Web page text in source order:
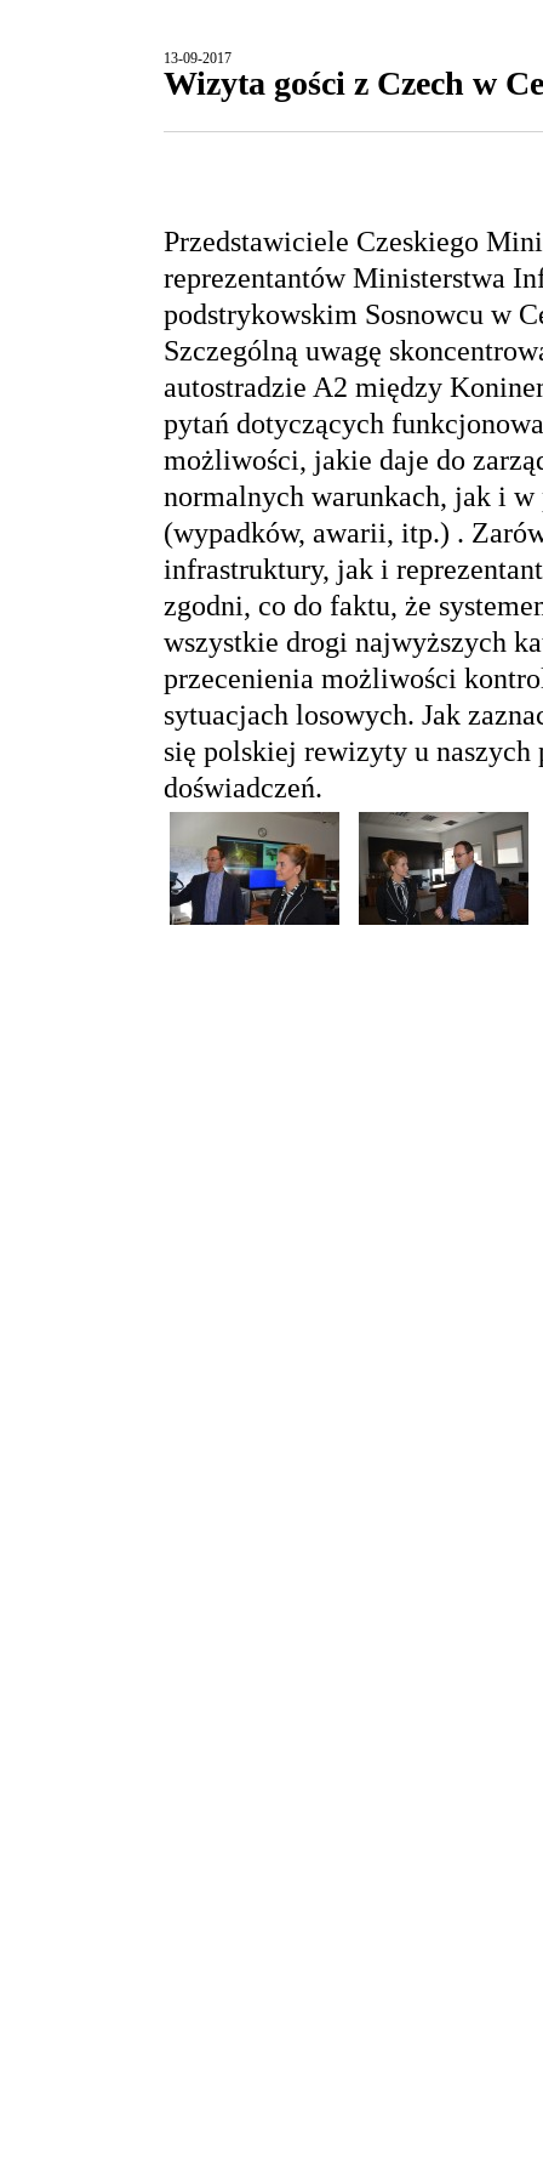
13-09-2017
Wizyta gości z Czech w
Przedstawiciele Czeskiego
reprezentantów Ministerstwa
podstrykowskim Sosnowcu w
Szczególną uwagę
autostradzie A2 między
pytań dotyczących
możliwości, jakie daje do
normalnych warunkach, jak i
(wypadków, awarii, itp.) .
infrastruktury, jak i
zgodni, co do faktu, że
wszystkie drogi najwyższych
przecenienia możliwości
sytuacjach losowych. Jak
się polskiej rewizyty u naszych
doświadczeń.